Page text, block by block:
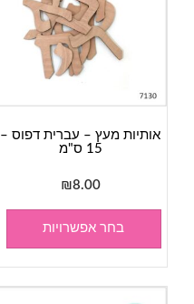
אותיות מעץ – עברית דפוס –
15 ס"מ
₪8.00
בחר אפשרויות